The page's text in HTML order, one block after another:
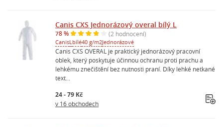
Canis CXS Jednorázový overal bílý L
78 % (2 hodnocení)
CanisL bílé40 g/m2Jednorázové
Canis CXS OVERAL je praktický jednorázový pracovní
oblek, který poskytuje účinnou ochranu proti prachu a
lehkému znečištění bez nutnosti praní. Díky lehké netkané
text...
24 - 79 Kč
v 16 obchodech